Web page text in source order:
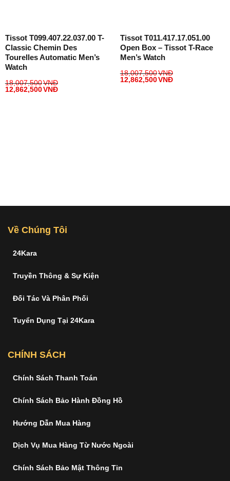
Tissot T099.407.22.037.00 T-
Classic Chemin Des
Tourelles Automatic Men’s
Watch
18,007,500VNĐ
12,862,500VNĐ
Tissot T011.417.17.051.00
Open Box – Tissot T-Race
Men’s Watch
18,007,500VNĐ
12,862,500VNĐ
Về Chúng Tôi
24Kara
Truyền Thông & Sự Kiện
Đối Tác Và Phân Phối
Tuyển Dụng Tại 24Kara
CHÍNH SÁCH
Chính Sách Thanh Toán
Chính Sách Bảo Hành Đồng Hồ
Hướng Dẫn Mua Hàng
Dịch Vụ Mua Hàng Từ Nước Ngoài
Chính Sách Bảo Mật Thông Tin